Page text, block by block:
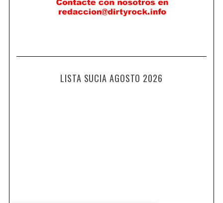
LISTA SUCIA AGOSTO 2026